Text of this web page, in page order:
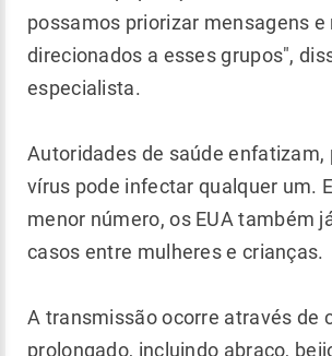
possamos priorizar mensagens e
direcionados a esses grupos",
especialista.
Autoridades de saúde enfatizam,
vírus pode infectar qualquer um.
menor número, os EUA também
casos entre mulheres e crianças.
A transmissão ocorre através de
prolongado, incluindo abraço,